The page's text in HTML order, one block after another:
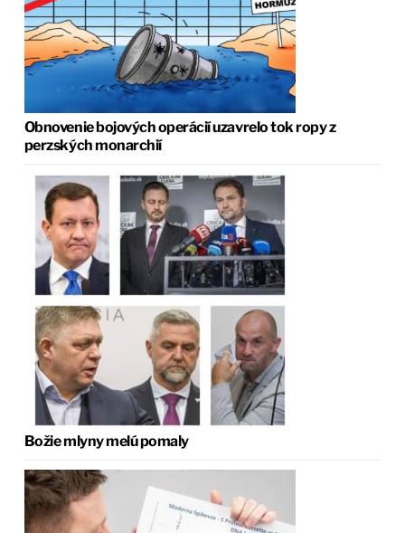
Obnovenie bojových operácií uzavrelo tok ropy z
perzských monarchií
Božie mlyny melú pomaly